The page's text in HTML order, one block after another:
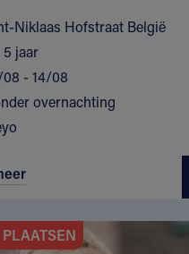
Niklaas Hofstraat België
5 jaar
08 - 14/08
overnachting